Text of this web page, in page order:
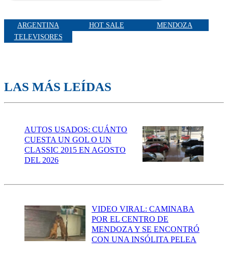
ARGENTINA HOT SALE
MENDOZA
TELEVISORES
LAS MÁS LEÍDAS
AUTOS USADOS: CUÁNTO
CUESTA UN GOL O UN
CLASSIC 2015 EN AGOSTO
DEL 2026
VIDEO VIRAL: CAMINABA
POR EL CENTRO DE
MENDOZA Y SE ENCONTRÓ
CON UNA INSÓLITA PELEA